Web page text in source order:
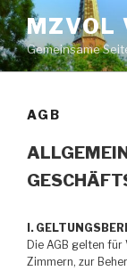
Zum
Inhalt
springen
MZVOL
Gemeinsame
AGB
I.
Die AGB gelten
Zimmern, zur